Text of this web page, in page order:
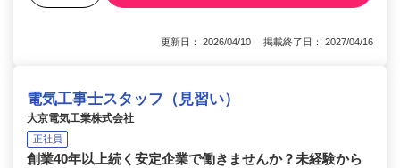
更新日： 2026/04/10 掲載終了日： 2027/04/16
電気工事士スタッフ（見習い）
大京電気工業株式会社
正社員
創業40年以上続く安定企業で働きませんか？未経験から